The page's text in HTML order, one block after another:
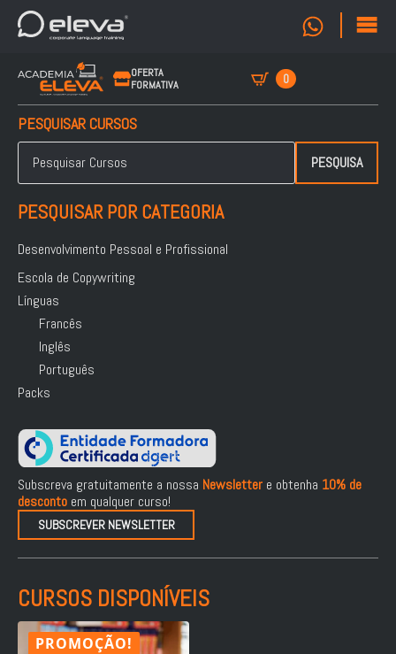
OFERTA
FORMATIVA
0
PESQUISAR CURSOS
Pesquisar
por: PESQUISA
PESQUISAR POR CATEGORIA
Desenvolvimento Pessoal e Profissional
Escola de Copywriting
Línguas
Francês
Inglês
Português
Packs
Subscreva gratuitamente a nossa Newsletter e obtenha 10% de
desconto em qualquer curso!
SUBSCREVER NEWSLETTER
CURSOS DISPONÍVEIS
PROMOÇÃO!